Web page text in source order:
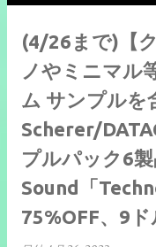
(4/26まで)【
ノやミニマル
ム サンプルを
Scherer/
プルパック6
Sound「
75%OFF、9ド